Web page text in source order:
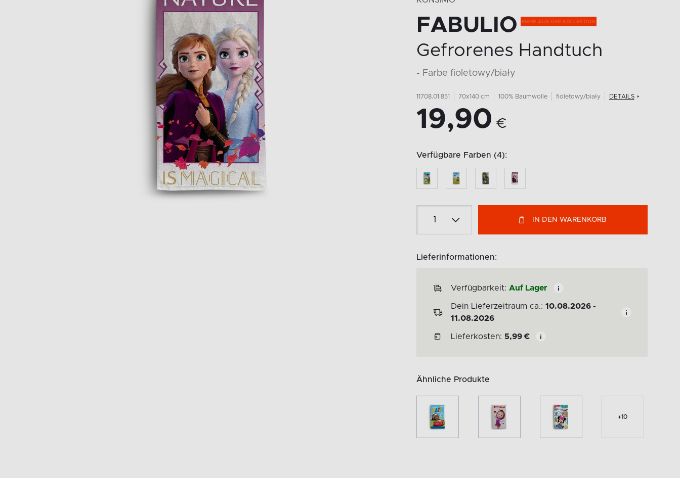
FABULIO
Gefrorenes Handtuch
- Farbe fioletowy/biały
11708.01.851 70x140 cm 100% Baumwolle fioletowy/biały DETAILS
19,90 €
Verfügbare Farben (4):
IN DEN WARENKORB
Lieferinformationen:
Verfügbarkeit: Auf Lager
Dein Lieferzeitraum ca.: 10.08.2026 -
11.08.2026
Lieferkosten: 5,99 €
Ähnliche Produkte
+10